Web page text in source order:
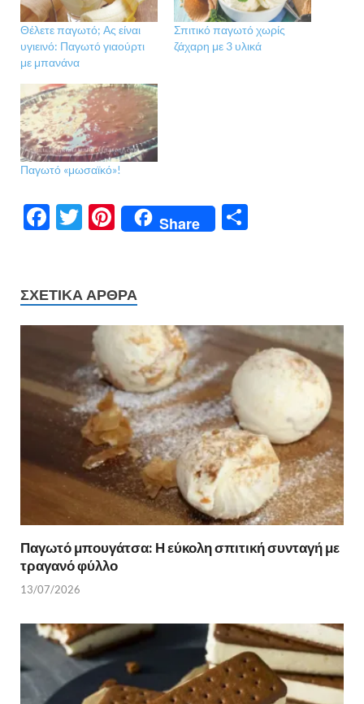
Θέλετε παγωτό; Ας είναι
υγιεινό: Παγωτό γιαούρτι
με μπανάνα
Σπιτικό παγωτό χωρίς
ζάχαρη με 3 υλικά
Παγωτό «μωσαϊκό»!
F
b
o
T
er
Pi
es
t
Share
σ
τε
ίτ
ε
ΣΧΕΤΙΚΆ ΆΡΘΡΑ
Παγωτό μπουγάτσα: Η εύκολη σπιτική συνταγή με
τραγανό φύλλο
13/07/2026